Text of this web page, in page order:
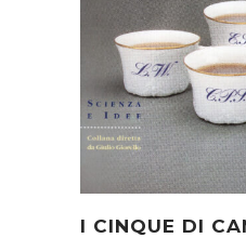
I CINQUE DI